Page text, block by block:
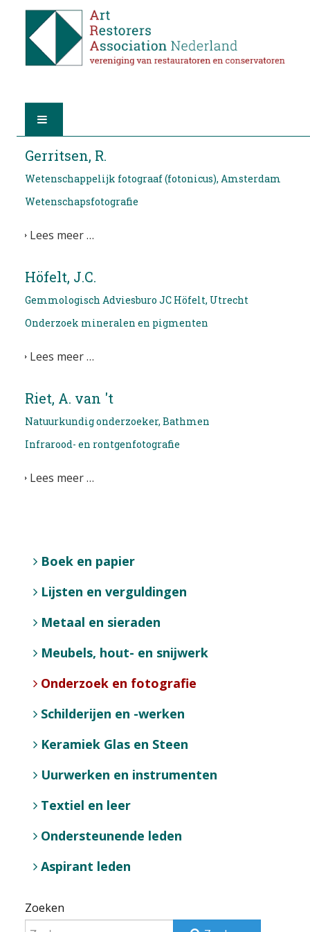
HOME
OVER A.R.A.
EDUCATIE
NIEUWS
CONTACT
Gerritsen, R.
Wetenschappelijk fotograaf (fotonicus), Amsterdam
Wetenschapsfotografie
Lees meer …
Höfelt, J.C.
Gemmologisch Adviesburo JC Höfelt, Utrecht
Onderzoek mineralen en pigmenten
Lees meer …
Riet, A. van 't
Natuurkundig onderzoeker, Bathmen
Infrarood- en rontgenfotografie
Lees meer …
Boek en papier
Lijsten en verguldingen
Metaal en sieraden
Meubels, hout- en snijwerk
Onderzoek en fotografie
Schilderijen en -werken
Keramiek Glas en Steen
Uurwerken en instrumenten
Textiel en leer
Ondersteunende leden
Aspirant leden
Zoeken